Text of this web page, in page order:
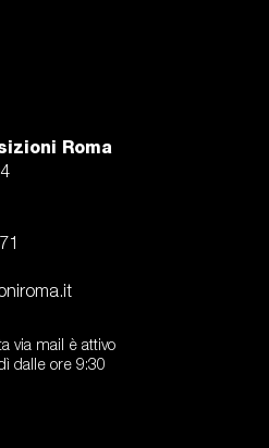
Roma
via mail è attivo
dalle ore 9:30